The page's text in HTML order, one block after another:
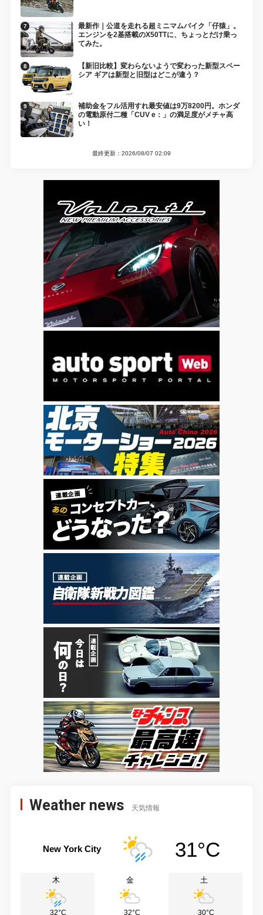
最新作｜公道を走れる超ミニマムバイク「仔猿」。
エンジンを2基搭載のX50TTに、ちょっとだけ乗っ
てみた。
【新旧比較】変わらないようで変わった新型スペー
シア ギアは新型と旧型はどこが違う？
補助金をフル活用すれ最安値は9万8200円。ホンダ
の電動原付二種「CUV e：」の満足度がメチャ高
い！
最終更新：2026/08/07 02:09
Weather news 天気情報
New York City 31°C
木
32°C
金
32°C
土
30°C